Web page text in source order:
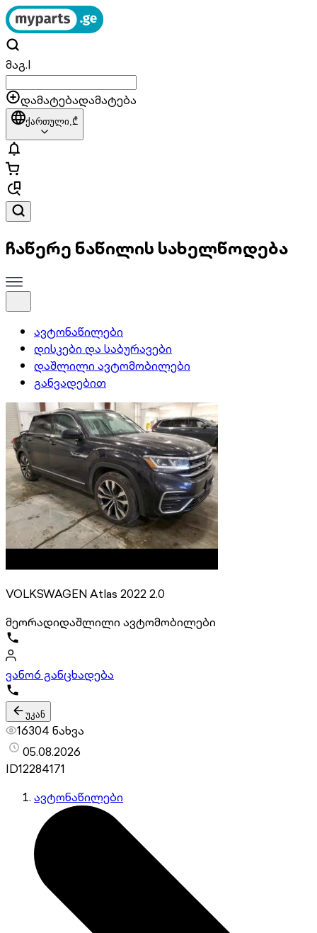
მაგ.|
დამატებადამატება
ქართული,₾
ჩაწერე ნაწილის სახელწოდება
ავტონაწილები
დისკები და საბურავები
დაშლილი ავტომობილები
განვადებით
VOLKSWAGEN Atlas 2022 2.0
მეორადიდაშლილი ავტომობილები
ვანო6 განცხადება
უკან
16304 ნახვა
05.08.2026
ID12284171
ავტონაწილები